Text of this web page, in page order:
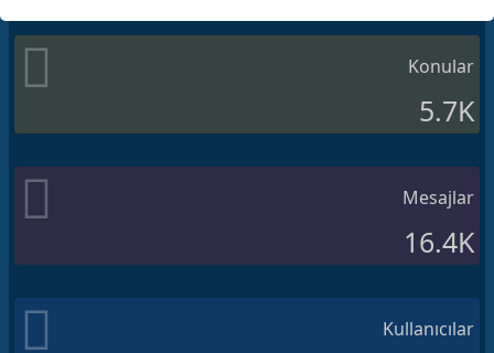
Konular
5.7K
Mesajlar
16.4K
Kullanıcılar